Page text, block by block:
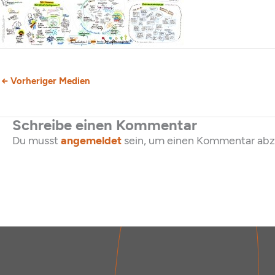
← Vorheriger Medien
Schreibe einen Kommentar
Du musst angemeldet sein, um einen Kommentar